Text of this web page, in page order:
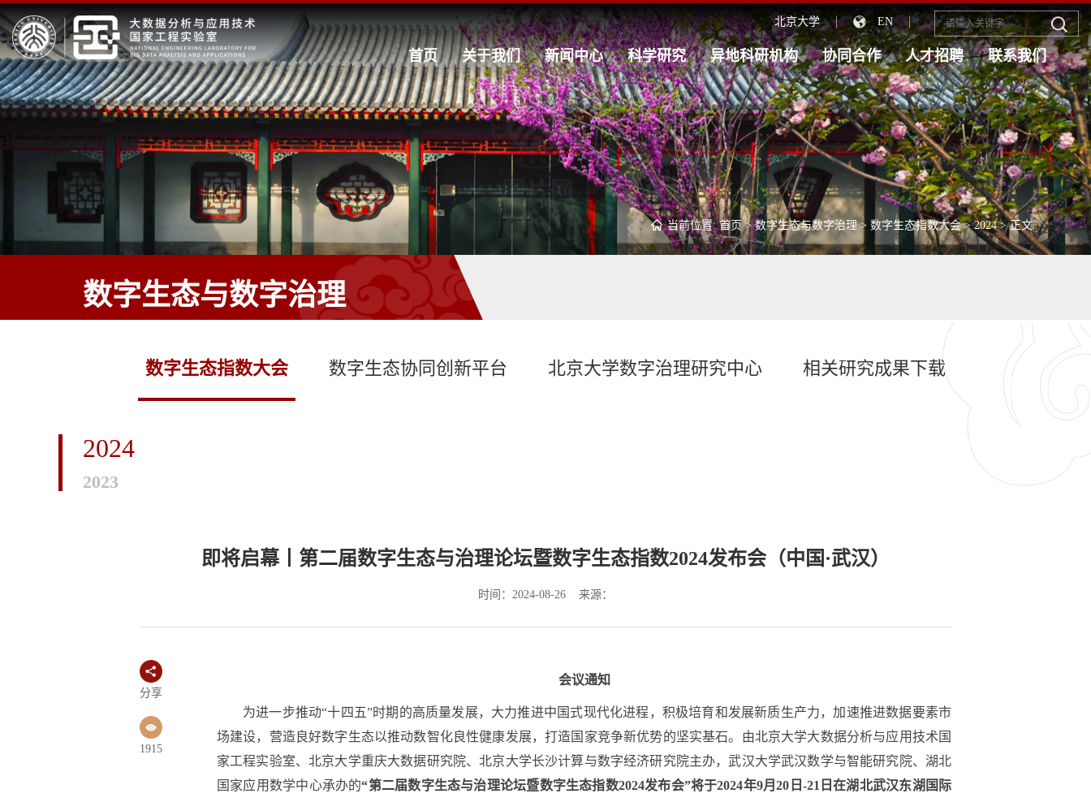
北京大学 EN
首页 关于我们 新闻中心 科学研究 异地科研机构 协同合作 人才招聘 联系我们
当前位置:首页>数字生态与数字治理> 数字生态指数大会>2024> 正文
数字生态与数字治理
数字生态指数大会 数字生态协同创新平台 北京大学数字治理研究中心 相关研究成果下载
2024
2023
即将启幕丨第二届数字生态与治理论坛暨数字生态指数2024发布会（中国·武汉）
时间：2024-08-26 来源：
分享
1915
会议通知
为进一步推动“十四五”时期的高质量发展，大力推进中国式现代化进程，积极培育和发展新质生产力，加速推进数据要素市
场建设，营造良好数字生态以推动数智化良性健康发展，打造国家竞争新优势的坚实基石。由北京大学大数据分析与应用技术国
家工程实验室、北京大学重庆大数据研究院、北京大学长沙计算与数字经济研究院主办，武汉大学武汉数学与智能研究院、湖北
国家应用数学中心承办的“第二届数字生态与治理论坛暨数字生态指数2024发布会”将于2024年9月20日-21日在湖北武汉东湖国际